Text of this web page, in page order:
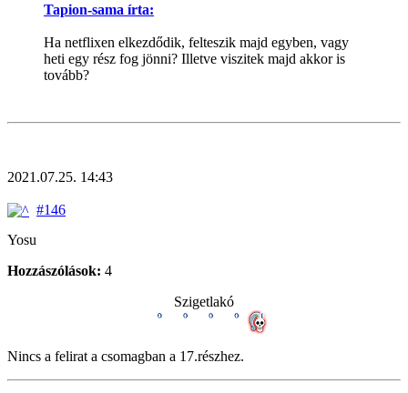
Tapion-sama írta:
Ha netflixen elkezdődik, felteszik majd egyben, vagy
heti egy rész fog jönni? Illetve viszitek majd akkor is
tovább?
2021.07.25. 14:43
#146
Yosu
Hozzászólások: 4
Szigetlakó
Nincs a felirat a csomagban a 17.részhez.